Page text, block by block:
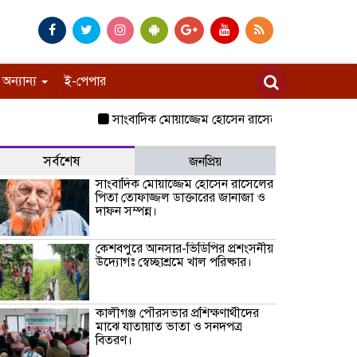
অন্যান্য ই-পেপার
সাংবাদিক মোয়াজ্জেম হোসেন রাসেলের পিতা তোফাজ্জল
সর্বশেষ
জনপ্রিয়
সাংবাদিক মোয়াজ্জেম হোসেন রাসেলের
পিতা তোফাজ্জল ডাক্তারের জানাজা ও
দাফন সম্পন্ন।
কেশবপুরে আনসার-ভিডিপির প্রশংসনীয়
উদ্যোগঃ স্বেচ্ছাশ্রমে খাল পরিষ্কার।
কালীগঞ্জ পৌরসভার প্রশিক্ষণার্থীদের
মাঝে যাতায়াত ভাতা ও সনদপত্র
বিতরণ।